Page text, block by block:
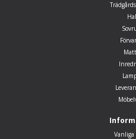
Vanliga